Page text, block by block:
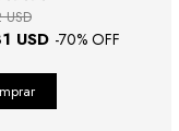
USD -70% OFF